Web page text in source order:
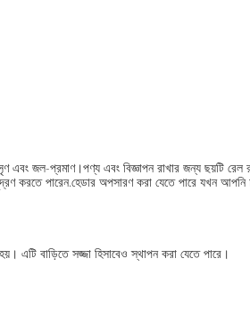
প্রমাণ।পণ্য এবং বিজ্ঞাপন রাখার জন্য ছয়টি রেল
করতে পারেন.হেডার অপসারণ করা যেতে পারে যখন আপনি
এটি বাড়িতে সজ্জা হিসাবেও স্থাপন করা যেতে পারে।